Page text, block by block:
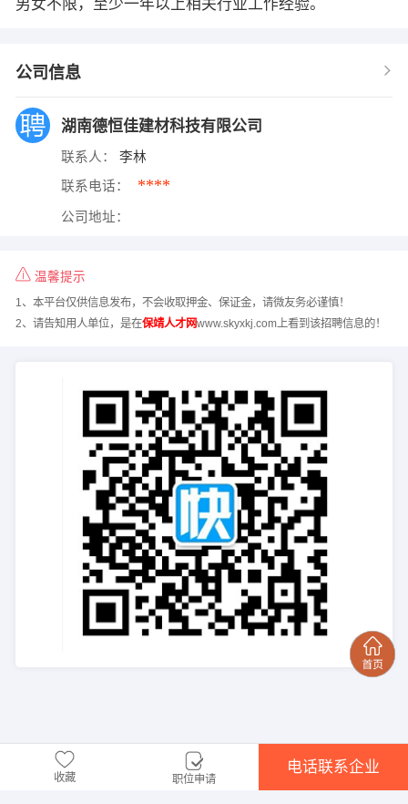
男女不限，至少一年以上相关行业工作经验。
公司信息
湖南德恒佳建材科技有限公司
联系人： 李林
联系电话： ****
公司地址：
温馨提示
1、本平台仅供信息发布，不会收取押金、保证金，请微友务必谨慎！
2、请告知用人单位，是在保靖人才网www.skyxkj.com上看到该招聘信息的！
收藏 职位申请
电话联系企业